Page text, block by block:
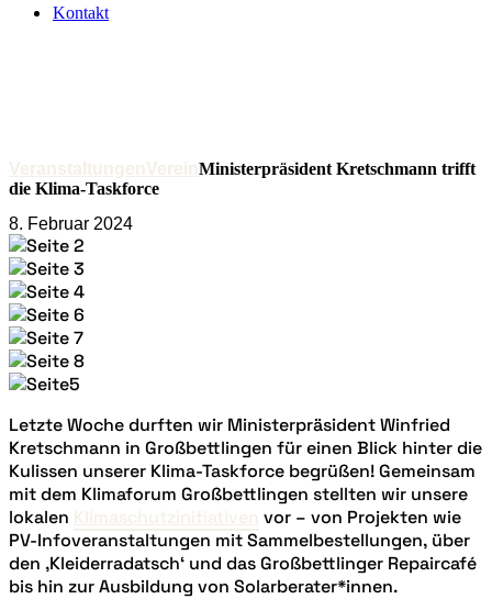
Kontakt
VeranstaltungenVereinMinisterpräsident Kretschmann trifft
die Klima-Taskforce
8. Februar 2024
Letzte Woche durften wir Ministerpräsident Winfried
Kretschmann in Großbettlingen für einen Blick hinter die
Kulissen unserer Klima-Taskforce begrüßen! Gemeinsam
mit dem Klimaforum Großbettlingen stellten wir unsere
lokalen Klimaschutzinitiativen vor – von Projekten wie
PV-Infoveranstaltungen mit Sammelbestellungen, über
den ‚Kleiderradatsch‘ und das Großbettlinger Repaircafé
bis hin zur Ausbildung von Solarberater*innen.